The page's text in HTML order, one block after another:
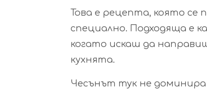
Това е рецепта, която се
специално. Подходяща е
когато искаш да
кухнята.
Чесънът тук не доминира